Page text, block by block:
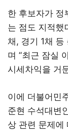
한 후보자가 정
는 점도 지적했
채, 경기 1채
며 “최근 잠실
시세차익을 거
이에 더불어민
준현 수석대변
상 관련 문제에